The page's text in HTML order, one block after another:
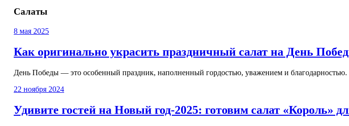
Салаты
8 мая 2025
Как оригинально украсить праздничный салат на День
День Победы — это особенный праздник, наполненный гордостью, уважением и
22 ноября 2024
Удивите гостей на Новый год-2025: готовим салат «Король»